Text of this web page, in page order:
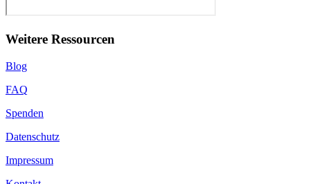
Weitere Ressourcen
Blog
FAQ
Spenden
Datenschutz
Impressum